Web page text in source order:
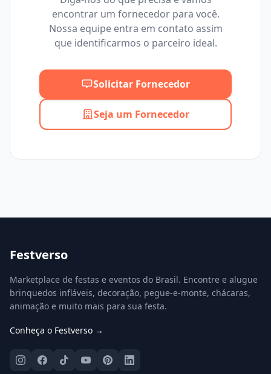
Máximo
encontrar um fornecedor para você.
Nossa equipe entra em contato assim
que identificarmos o parceiro ideal.
Solicitar Fornecedor
Seja um Fornecedor
Festverso
Marketplace de festas e eventos do Brasil. Encontre e alugue
brinquedos infláveis, decoração, pegue-e-monte, chácaras,
animação e muito mais para sua festa.
Conheça o Festverso →